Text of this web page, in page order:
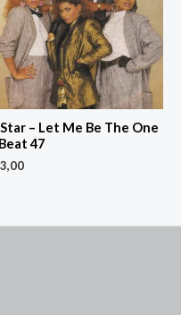
– Let Me Be The One
47
3,00